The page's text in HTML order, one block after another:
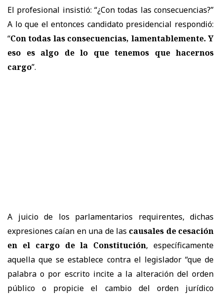
El profesional insistió: “¿Con todas las consecuencias?”
A lo que el entonces candidato presidencial respondió:
“Con todas las consecuencias, lamentablemente. Y
eso es algo de lo que tenemos que hacernos
cargo”.
A juicio de los parlamentarios requirentes, dichas
expresiones caían en una de las causales de cesación
en el cargo de la Constitución, específicamente
aquella que se establece contra el legislador “que de
palabra o por escrito incite a la alteración del orden
público o propicie el cambio del orden jurídico